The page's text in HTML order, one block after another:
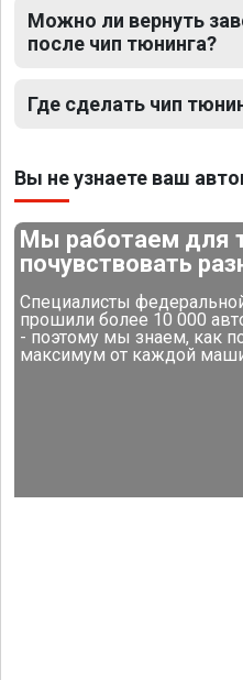
Можно ли вернуть
после чип тюнинга?
Где сделать чип
Вы не узнаете ваш
Мы работаем для
почувствовать
Специалисты
прошили более 10 000
- поэтому мы знаем, как
максимум от каждой